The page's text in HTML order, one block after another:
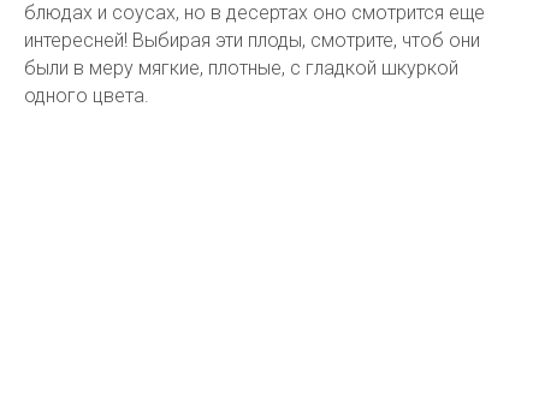
блюдах и соусах, но в десертах оно смотрится еще
интересней! Выбирая эти плоды, смотрите, чтоб они
были в меру мягкие, плотные, с гладкой шкуркой
одного цвета.